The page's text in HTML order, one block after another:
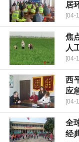
居
[04-
焦
人
[04-
西
应
[04-
全
经